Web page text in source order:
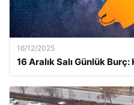
16/12/2025
16 Aralık Salı Günlük